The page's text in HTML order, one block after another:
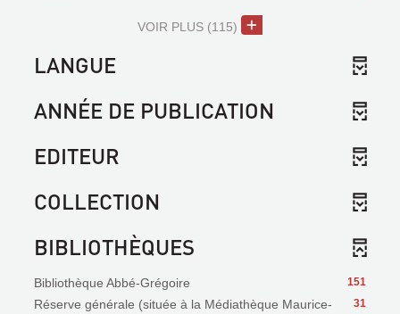
VOIR PLUS (115)
LANGUE
ANNÉE DE PUBLICATION
EDITEUR
COLLECTION
BIBLIOTHÈQUES
151
Bibliothèque Abbé-Grégoire
31
Réserve générale (située à la Médiathèque Maurice-